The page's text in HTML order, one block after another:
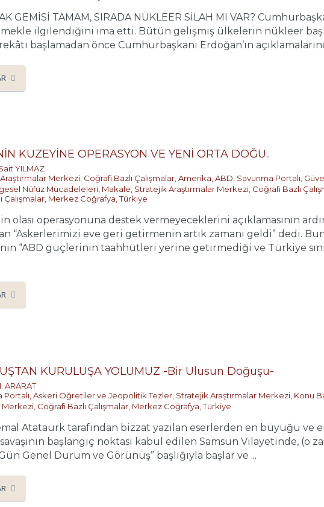
GEMİSİ TAMAM, SIRADA NÜKLEER SİLAH MI VAR?
ilgilendiğini ima etti. Bütün gelişmiş ülkelerin nükleer
başlamadan önce Cumhurbaşkanı Erdoğan’ın
KUZEYİNE OPERASYON VE YENİ ORTA DOĞU..
YILMAZ
Merkezi, Coğrafi Bazlı Çalışmalar,Amerika,ABD, Savunma Portalı,
Nüfuz Mücadeleleri, Makale, Stratejik Araştırmalar Merkezi, Coğrafi Bazlı
Çalışmalar, Merkez Coğrafya,Türkiye
olası operasyonuna destek vermeyeceklerini açıklamasının
“Askerlerimizi eve geri getirmenin artık zamanı geldi” dedi.
“ABD güçlerinin taahhütleri yerine getirmediği ve Türkiye
KURULUŞA YOLUMUZ -Bir Ulusun Doğuşu-
ARARAT
Portalı Askeri Öğretiler ve Jeopolitik Tezler Stratejik Araştırmalar Merkezi Konu
Merkezi Coğrafi Bazlı Çalışmalar Merkez Coğrafya ,Türkiye
Atataürk tarafından bizzat yazılan eserlerden en büyüğü ve
başlangıç noktası kabul edilen Samsun Vilayetinde, (o
Gün Genel Durum ve Görünüş” başlığıyla başlar ve ...